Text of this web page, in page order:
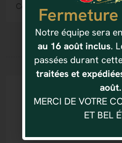
Code produit : # 52336
Vous
Figurines
5.99€
Notre équipe sera
au 16 août inclus.
passées durant
traitées et
août.
MERCI DE VOTRE
ET BEL